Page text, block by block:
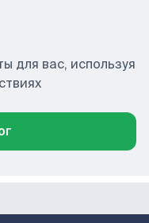
для вас, используя